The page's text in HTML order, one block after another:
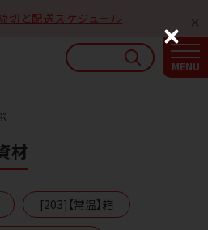
切と配送スケジュール
材
[203]【常温】箱
ます
C
l
o